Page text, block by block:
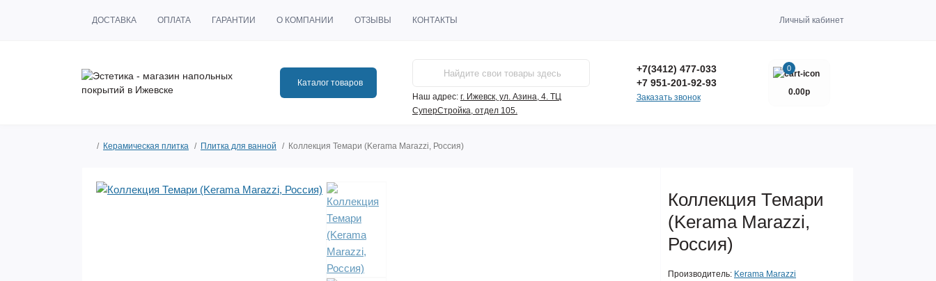
ДОСТАВКА ОПЛАТА ГАРАНТИИ О КОМПАНИИ ОТЗЫВЫ КОНТАКТЫ Личный кабинет
Каталог товаров
Наш адрес: г. Ижевск, ул. Азина, 4. ТЦ
СуперСтройка, отдел 105.
+7(3412) 477-033
+7 951-201-92-93
Заказать звонок
0
0.00р
Керамическая плитка Плитка для ванной Коллекция Темари (Kerama Marazzi, Россия)
Коллекция Темари
(Kerama Marazzi,
Россия)
Производитель: Kerama Marazzi